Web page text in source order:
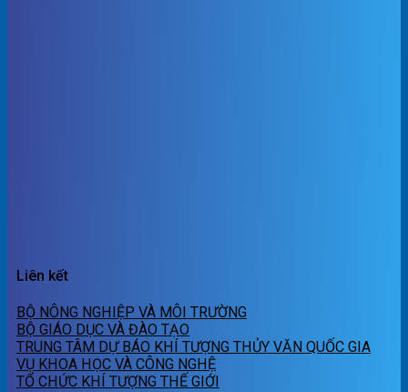
Liên kết
BỘ NÔNG NGHIỆP VÀ MÔI TRƯỜNG
BỘ GIÁO DỤC VÀ ĐÀO TẠO
TRUNG TÂM DỰ BÁO KHÍ TƯỢNG THỦY VĂN QUỐC GIA
VỤ KHOA HỌC VÀ CÔNG NGHỆ
TỔ CHỨC KHÍ TƯỢNG THẾ GIỚI